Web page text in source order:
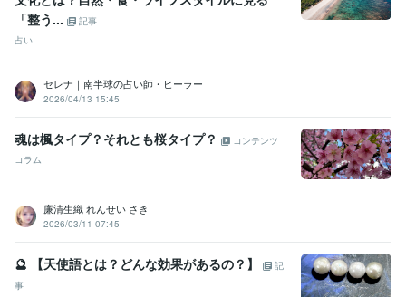
「整う...
記事
占い
セレナ｜南半球の占い師・ヒーラー
2026/04/13 15:45
魂は楓タイプ？それとも桜タイプ？
コンテンツ
コラム
廉清生織 れんせい さき
2026/03/11 07:45
🔮 【天使語とは？どんな効果があるの？】
記
事